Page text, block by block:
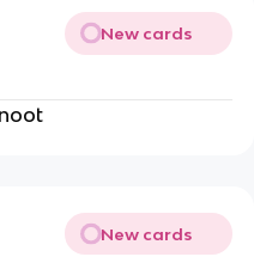
New cards
New cards